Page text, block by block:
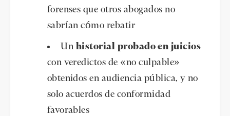
forenses que otros abogados no
sabrían cómo rebatir
Un historial probado en juicios
con veredictos de «no culpable»
obtenidos en audiencia pública, y no
solo acuerdos de conformidad
favorables